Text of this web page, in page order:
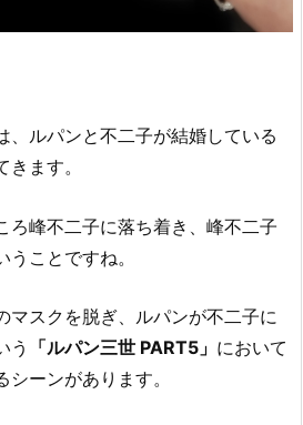
、ルパンと不二子が結婚している
ます。
ろ峰不二子に落ち着き、峰不二子
ことですね。
マスクを脱ぎ、ルパンが不二子に
う
「ルパン三世 PART5」 において
ーンがあります。